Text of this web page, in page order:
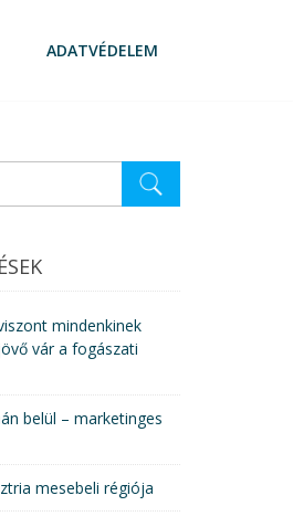
ADATVÉDELEM
mindenkinek
vár a fogászati
belül – marketinges
mesebeli régiója